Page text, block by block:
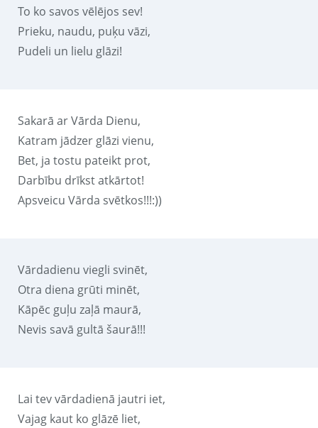
To ko savos vēlējos sev!
Prieku, naudu, puķu vāzi,
Pudeli un lielu glāzi!
Sakarā ar Vārda Dienu,
Katram jādzer glāzi vienu,
Bet, ja tostu pateikt prot,
Darbību drīkst atkārtot!
Apsveicu Vārda svētkos!!!:))
Vārdadienu viegli svinēt,
Otra diena grūti minēt,
Kāpēc guļu zaļā maurā,
Nevis savā gultā šaurā!!!
Lai tev vārdadienā jautri iet,
Vajag kaut ko glāzē liet,